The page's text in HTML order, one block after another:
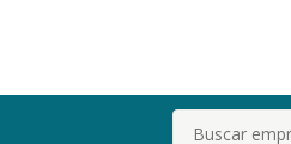
Buscar